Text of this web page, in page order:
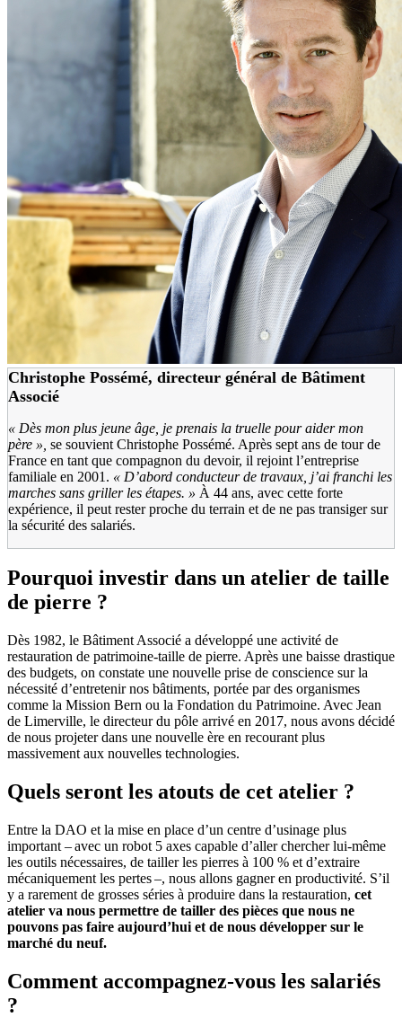
Christophe Possémé, directeur général de Bâtiment
Associé
« Dès mon plus jeune âge, je prenais la truelle pour aider mon
père », se souvient Christophe Possémé. Après sept ans de tour de
France en tant que compagnon du devoir, il rejoint l’entreprise
familiale en 2001. « D’abord conducteur de travaux, j’ai franchi les
marches sans griller les étapes. » À 44 ans, avec cette forte
expérience, il peut rester proche du terrain et de ne pas transiger sur
la sécurité des salariés.
Pourquoi investir dans un atelier de taille
de pierre ?
Dès 1982, le Bâtiment Associé a développé une activité de
restauration de patrimoine-taille de pierre. Après une baisse drastique
des budgets, on constate une nouvelle prise de conscience sur la
nécessité d’entretenir nos bâtiments, portée par des organismes
comme la Mission Bern ou la Fondation du Patrimoine. Avec Jean
de Limerville, le directeur du pôle arrivé en 2017, nous avons décidé
de nous projeter dans une nouvelle ère en recourant plus
massivement aux nouvelles technologies.
Quels seront les atouts de cet atelier ?
Entre la DAO et la mise en place d’un centre d’usinage plus
important – avec un robot 5 axes capable d’aller chercher lui-même
les outils nécessaires, de tailler les pierres à 100 % et d’extraire
mécaniquement les pertes –, nous allons gagner en productivité. S’il
y a rarement de grosses séries à produire dans la restauration, cet
atelier va nous permettre de tailler des pièces que nous ne
pouvons pas faire aujourd’hui et de nous développer sur le
marché du neuf.
Comment accompagnez-vous les salariés
?